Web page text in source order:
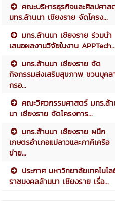
คณะบริหารธุรกิจและศิลปศาส
มทร.ล้านนา เชียงราย จัดโครง...
มทร.ล้านนา เชียงราย ร่วมนำ
เสนอผลงานวิจัยในงาน
มทร.ล้านนา เชียงราย จัด
กิจกรรมส่งเสริมสุขภาพ ชวนบุคล
กรอ...
คณะวิศวกรรมศาสตร์ มทร.ล้
นา เชียงราย จัดโครงการ...
มทร.ล้านนา เชียงราย ผนึก
เกษตรอำเภอแม่ลาวและภาคีเครือ
ข่าย...
ประกาศ มหาวิทยาลัยเทคโนโ
ราชมงคลล้านนา เชียงราย เรื่อ...